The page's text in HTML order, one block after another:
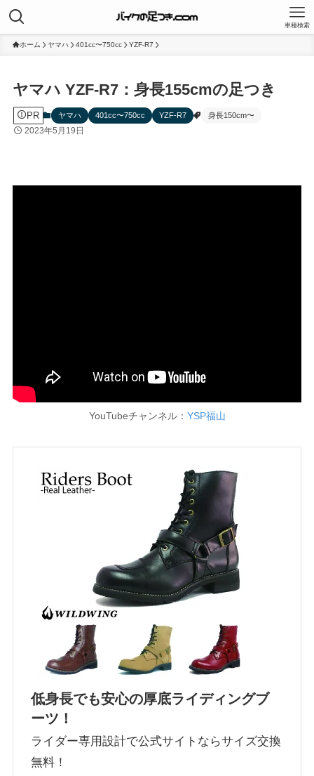
車種検索
ホーム ヤマハ 401cc〜750cc YZF-R7
ヤマハ YZF-R7：身長155cmの足つき
PR ヤマハ 401cc〜750cc YZF-R7 身長150cm〜
2023年5月19日
YouTubeチャンネル： YSP福山
低身長でも安心の厚底ライディングブ
ーツ！
ライダー専用設計で公式サイトならサイズ交換
無料！